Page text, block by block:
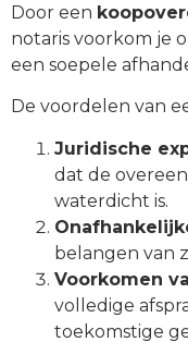
Door een
notaris voorkom je
een soepele
De voordelen van
Juridische
dat de
waterdicht is.
belangen van
Voorkomen
volledige
toekomstige